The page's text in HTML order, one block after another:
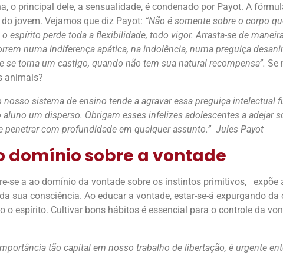
o principal dele, a sensualidade, é condenado por Payot. A
jovem. Vejamos que diz Payot: “Não é somente sobre o corpo
espírito perde toda a flexibilidade, todo vigor. Arrasta-se de
numa indiferença apática, na indolência, numa preguiça
torna um castigo, quando não tem sua natural recompensa”. Se
animais?
nosso sistema de ensino tende a agravar essa preguiça intelectual
um disperso. Obrigam esses infelizes adolescentes a adejar
penetrar com profundidade em qualquer assunto.” Jules Payot
domínio sobre a vontade
se a ao domínio da vontade sobre os instintos primitivos,
sua consciência. Ao educar a vontade, estar-se-á expurgando
o espírito. Cultivar bons hábitos é essencial para o controle da
tão capital em nosso trabalho de libertação, é urgente